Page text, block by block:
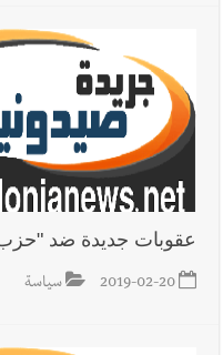
أخبار لبنان مواجهة مؤجّلة
العالم العربي
المعاناة التي تمزق القلوب
عقوبات جديدة ضد "حزب
2019-02-20 سياسة